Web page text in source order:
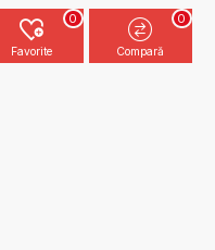
Favorite
0
Compară
0